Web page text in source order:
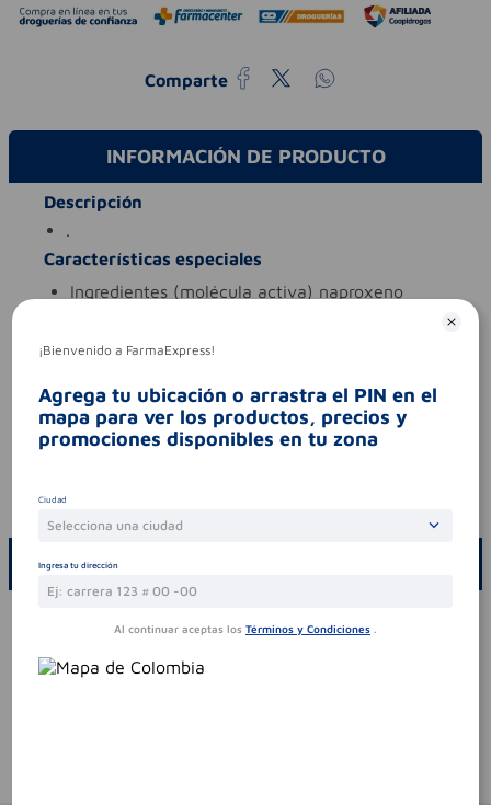
Comparte
INFORMACIÓN DE PRODUCTO
Descripción
.
Características especiales
ingredientes (molécula activa) naproxeno
Aviso legal
legales
es un medicamento.no exceder su
consumo. leer indicaciones y
contraindicaciones. si los síntomas persisten.
consultar al médico.
Sin comentarios.
¡Bienvenido a FarmaExpress!
Agrega tu ubicación o arrastra el PIN en el
mapa para ver los productos, precios y
promociones disponibles en tu zona
Ciudad
Selecciona una ciudad
Ingresa tu dirección
Al continuar aceptas los Términos y Condiciones .